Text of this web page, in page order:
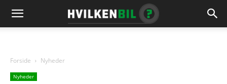
Forside Nyheder
Nyheder